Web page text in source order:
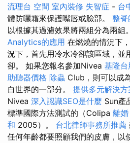
流理台 空間 室內裝修 失智症 - 台
體防曬霜來保護嘴唇或臉部。 整脊
以根據其過濾效果將兩組分為兩組
Analytics的應用 在燃燒的情況下
況下，首先用冷水冷卻該區域，並
卻。 如果您報名參加Nivea 基隆
助聽器價格 除蟲 Club，則可以成
白世界的一部分。 提供多元解決
Nivea 深入認識SEO是什麼 Sun產
標準國際方法測試的（Colipa 離婚
和 2005）。 台北律師事務所推薦
任何年齡都要照顧我們的皮膚，以